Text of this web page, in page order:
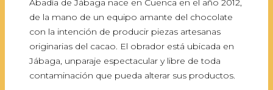
Abadía de Jábaga nace en Cuenca en el año 2012,
de la mano de un equipo amante del chocolate
con la intención de producir piezas artesanas
originarias del cacao. El obrador está ubicada en
Jábaga, unparaje espectacular y libre de toda
contaminación que pueda alterar sus productos.